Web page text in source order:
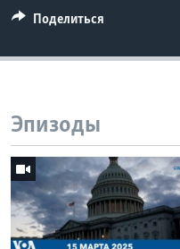
Поделиться
Эпизоды